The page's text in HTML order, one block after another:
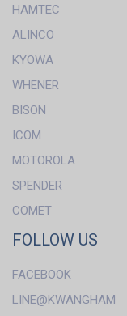
HAMTEC
ALINCO
KYOWA
WHENER
BISON
ICOM
MOTOROLA
SPENDER
COMET
FOLLOW US
FACEBOOK
LINE@KWANGHAM